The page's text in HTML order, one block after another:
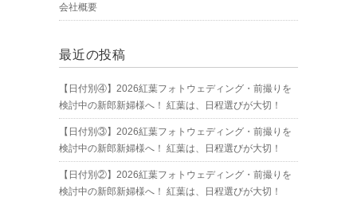
会社概要
最近の投稿
【日付別④】2026紅葉フォトウェディング・前撮りを
検討中の新郎新婦様へ！ 紅葉は、日程選びが大切！
【日付別③】2026紅葉フォトウェディング・前撮りを
検討中の新郎新婦様へ！ 紅葉は、日程選びが大切！
【日付別②】2026紅葉フォトウェディング・前撮りを
検討中の新郎新婦様へ！ 紅葉は、日程選びが大切！